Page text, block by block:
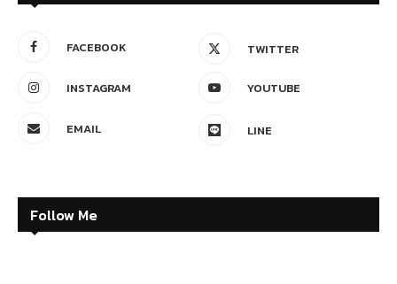
FACEBOOK TWITTER
INSTAGRAM YOUTUBE
EMAIL LINE
Follow Me